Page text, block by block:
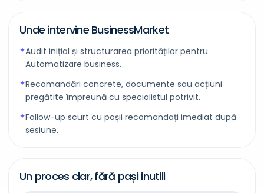
Unde intervine BusinessMarket
Audit inițial și structurarea priorităților pentru
Automatizare business.
Recomandări concrete, documente sau acțiuni
pregătite împreună cu specialistul potrivit.
Follow-up scurt cu pașii recomandați imediat după
sesiune.
Un proces clar, fără pași inutili